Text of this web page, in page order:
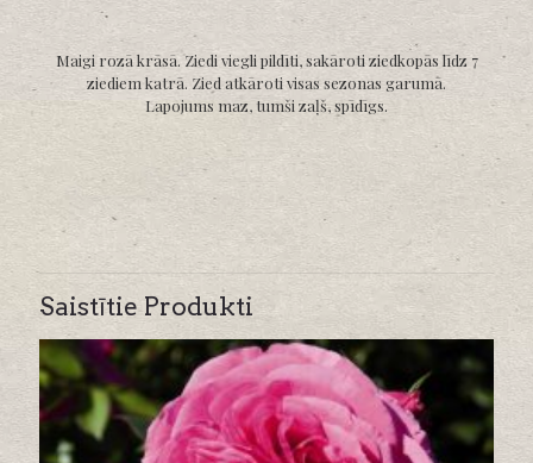
Maigi rozā krāsā. Ziedi viegli pildīti, sakāroti ziedkopās līdz 7
ziediem katrā. Zied atkāroti visas sezonas garumā.
Lapojums maz, tumši zaļš, spīdīgs.
Saistītie Produkti